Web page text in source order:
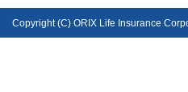
Copyright (C) ORIX Life Insurance